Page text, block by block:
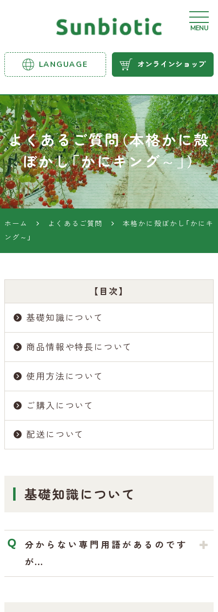
サンビ
ック農
業資材
LANGUAGE オンラインショップ
MENU
よくあるご質問（本格かに殻
ぼかし「かにキング～」）
ホーム よくあるご質問
本格かに殻ぼかし「かにキ
ング～」
【目次】
基礎知識について
商品情報や特長について
使用方法について
ご購入について
配送について
基礎知識について
分からない専門用語があるのです
が…